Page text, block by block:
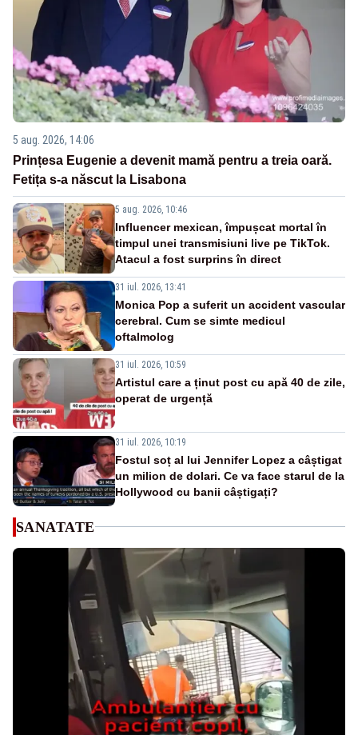
5 aug. 2026, 14:06
Prințesa Eugenie a devenit mamă pentru a treia oară.
Fetița s-a născut la Lisabona
5 aug. 2026, 10:46
Influencer mexican, împușcat mortal în
timpul unei transmisiuni live pe TikTok.
Atacul a fost surprins în direct
31 iul. 2026, 13:41
Monica Pop a suferit un accident vascular
cerebral. Cum se simte medicul
oftalmolog
31 iul. 2026, 10:59
Artistul care a ținut post cu apă 40 de zile,
operat de urgență
31 iul. 2026, 10:19
Fostul soț al lui Jennifer Lopez a câștigat
un milion de dolari. Ce va face starul de la
Hollywood cu banii câștigați?
SANATATE